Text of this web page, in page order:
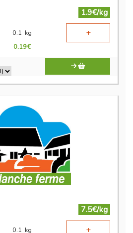
1.9€/kg
0.1 kg +
0.19€
7.5€/kg
0.1 kg +